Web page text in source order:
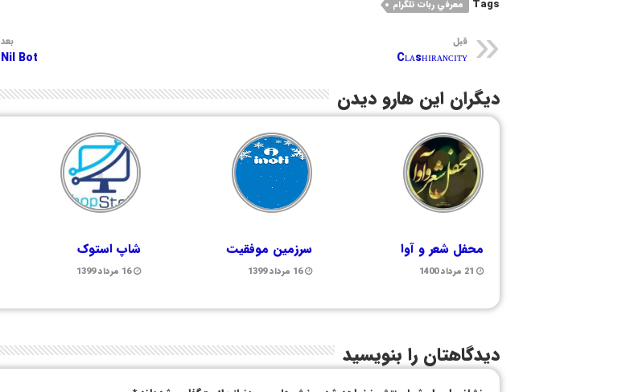
Tags معرفي ربات تلگرام
قبل
Cʟᴀsʜɪʀᴀɴᴄɪᴛʏ
بعد
Nil Bot
دیگران این هارو دیدن
محفل شعر و آوا
21 مرداد 1400
سرزمین موفقیت
16 مرداد 1399
شاپ استوک
16 مرداد 1399
دیدگاهتان را بنویسید